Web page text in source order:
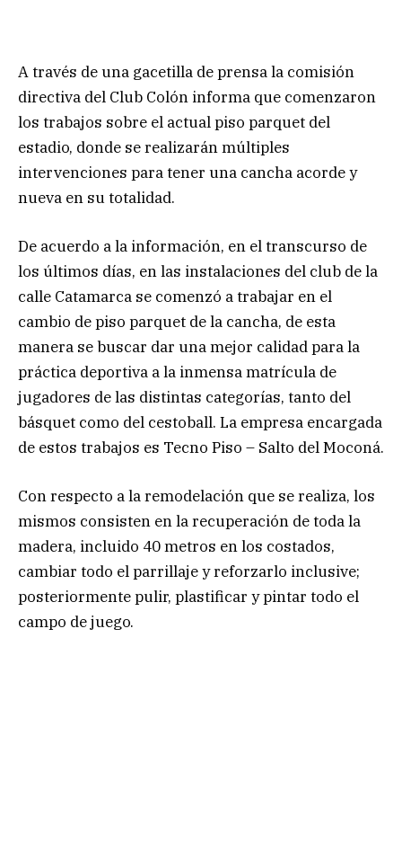
A través de una gacetilla de prensa la comisión
directiva del Club Colón informa que comenzaron
los trabajos sobre el actual piso parquet del
estadio, donde se realizarán múltiples
intervenciones para tener una cancha acorde y
nueva en su totalidad.
De acuerdo a la información, en el transcurso de
los últimos días, en las instalaciones del club de la
calle Catamarca se comenzó a trabajar en el
cambio de piso parquet de la cancha, de esta
manera se buscar dar una mejor calidad para la
práctica deportiva a la inmensa matrícula de
jugadores de las distintas categorías, tanto del
básquet como del cestoball. La empresa encargada
de estos trabajos es Tecno Piso – Salto del Moconá.
Con respecto a la remodelación que se realiza, los
mismos consisten en la recuperación de toda la
madera, incluido 40 metros en los costados,
cambiar todo el parrillaje y reforzarlo inclusive;
posteriormente pulir, plastificar y pintar todo el
campo de juego.